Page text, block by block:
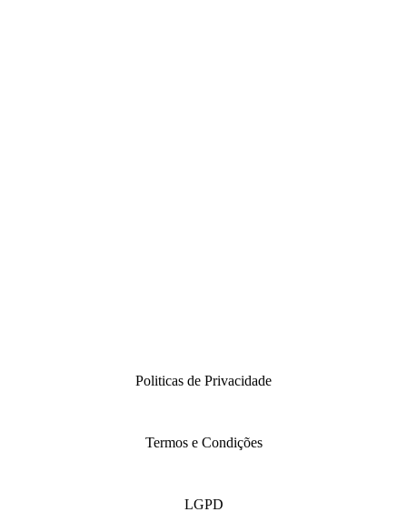
Politicas de Privacidade
Termos e Condições
LGPD